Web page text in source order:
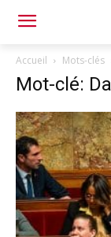
Accueil Mots-clés
Mot-clé: